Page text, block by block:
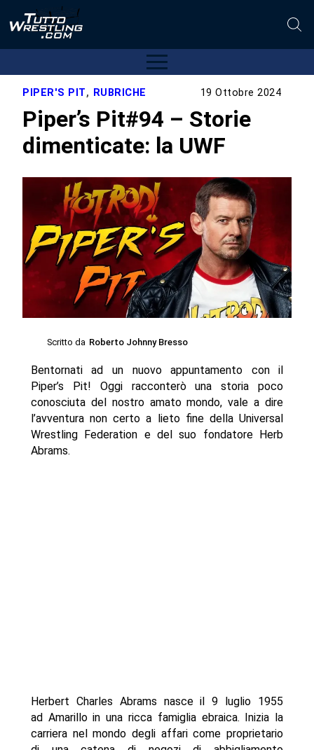
PIPER'S PIT, RUBRICHE 19 Ottobre 2024
Piper’s Pit#94 – Storie
dimenticate: la UWF
Scritto da Roberto Johnny Bresso
Bentornati ad un nuovo appuntamento con il
Piper’s Pit! Oggi racconterò una storia poco
conosciuta del nostro amato mondo, vale a dire
l’avventura non certo a lieto fine della Universal
Wrestling Federation e del suo fondatore Herb
Abrams.
Herbert Charles Abrams nasce il 9 luglio 1955
ad Amarillo in una ricca famiglia ebraica. Inizia la
carriera nel mondo degli affari come proprietario